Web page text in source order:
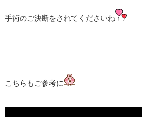
手術のご決断をされてくださいね
こちらもご参考に